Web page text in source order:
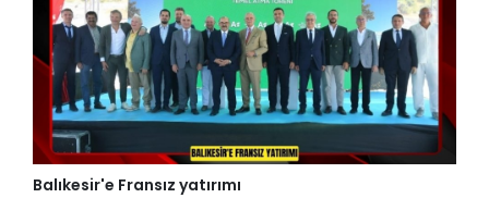
Balıkesir'e Fransız yatırımı